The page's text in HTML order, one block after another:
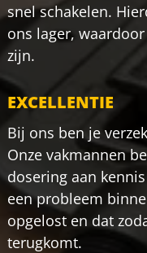
snel schakelen.
ons lager,
zijn.
EXCELLENTIE
Bij ons ben je
Onze vakmannen
dosering aan
een probleem
opgelost en dat
terugkomt.